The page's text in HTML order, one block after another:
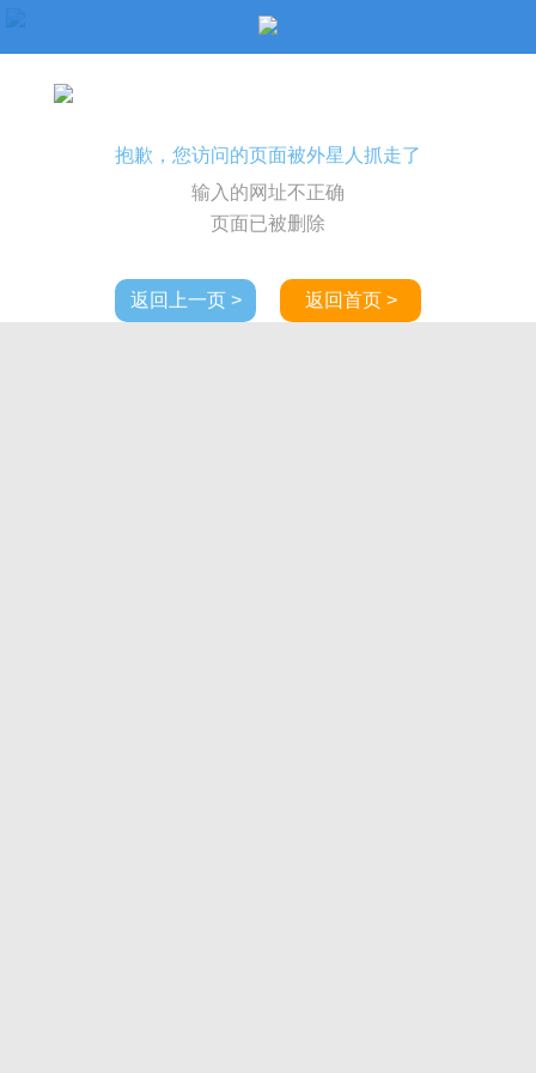
抱歉，您访问的页面被外星人抓走了
输入的网址不正确
页面已被删除
返回上一页 > 返回首页 >